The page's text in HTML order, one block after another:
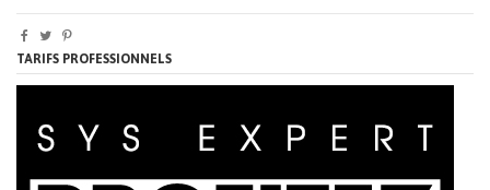
TARIFS PROFESSIONNELS